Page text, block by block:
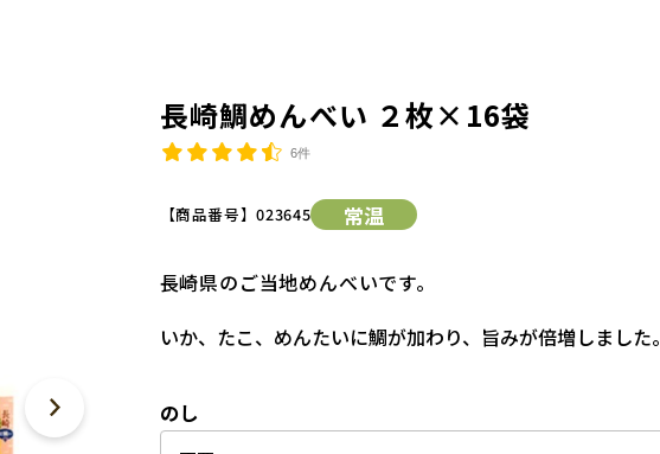
長崎鯛めんべい ２枚×16袋
6件
【商品番号】023645 常温
長崎県のご当地めんべいです。
いか、たこ、めんたいに鯛が加わり、旨みが倍増しました。
のし